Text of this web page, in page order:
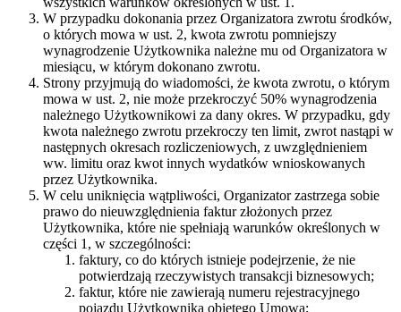
W przypadku dokonania przez Organizatora zwrotu środków,
o których mowa w ust. 2, kwota zwrotu pomniejszy
wynagrodzenie Użytkownika należne mu od Organizatora w
miesiącu, w którym dokonano zwrotu.
Strony przyjmują do wiadomości, że kwota zwrotu, o którym
mowa w ust. 2, nie może przekroczyć 50% wynagrodzenia
należnego Użytkownikowi za dany okres. W przypadku, gdy
kwota należnego zwrotu przekroczy ten limit, zwrot nastąpi w
następnych okresach rozliczeniowych, z uwzględnieniem
ww. limitu oraz kwot innych wydatków wnioskowanych
przez Użytkownika.
W celu uniknięcia wątpliwości, Organizator zastrzega sobie
prawo do nieuwzględnienia faktur złożonych przez
Użytkownika, które nie spełniają warunków określonych w
części 1, w szczególności:
faktury, co do których istnieje podejrzenie, że nie
potwierdzają rzeczywistych transakcji biznesowych;
faktur, które nie zawierają numeru rejestracyjnego
pojazdu Użytkownika objętego Umową;